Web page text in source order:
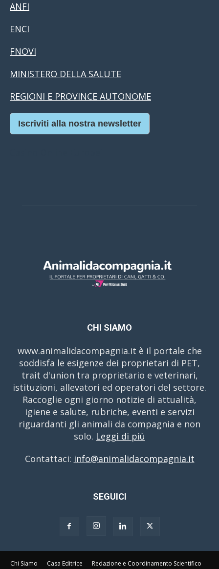
ANFI
ENCI
FNOVI
MINISTERO DELLA SALUTE
REGIONI E PROVINCE AUTONOME
Iscriviti alla nostra newsletter
CHI SIAMO
www.animalidacompagnia.it è il portale che
soddisfa le esigenze dei proprietari di PET,
trait d'union tra proprietario e veterinari,
istituzioni, allevatori ed operatori del settore.
Raccoglie ogni giorno notizie di attualità,
igiene e salute, rubriche, eventi e servizi
riguardanti gli animali da compagnia e non
solo. Leggi di più
Contattaci: info@animalidacompagnia.it
SEGUICI
Chi Siamo Casa Editrice Redazione e Coordinamento Scientifico